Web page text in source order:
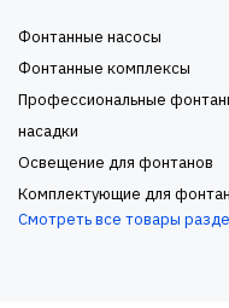
Фонтанные насосы
Фонтанные комплексы
Профессиональные
насадки
Освещение для фонтанов
Комплектующие для
Смотреть все товары